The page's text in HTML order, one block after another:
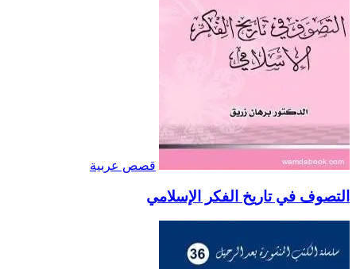
قصص عربية
التصوف في تاريخ الفكر الإسلامي